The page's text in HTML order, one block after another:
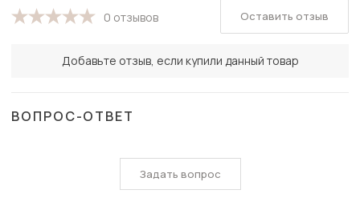
0 отзывов
Добавьте отзыв, если купили данный товар
Оставить отзыв
ВОПРОС-ОТВЕТ
Задать вопрос